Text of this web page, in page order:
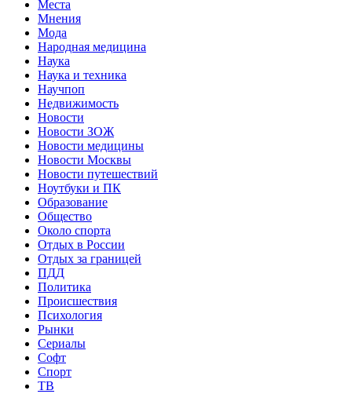
Места
Мнения
Мода
Народная медицина
Наука
Наука и техника
Научпоп
Недвижимость
Новости
Новости ЗОЖ
Новости медицины
Новости Москвы
Новости путешествий
Ноутбуки и ПК
Образование
Общество
Около спорта
Отдых в России
Отдых за границей
ПДД
Политика
Происшествия
Психология
Рынки
Сериалы
Софт
Спорт
ТВ